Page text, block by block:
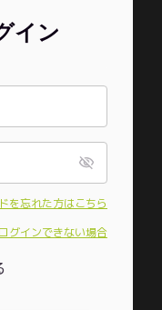
イン
を忘れた方はこちら
ログインできない場合